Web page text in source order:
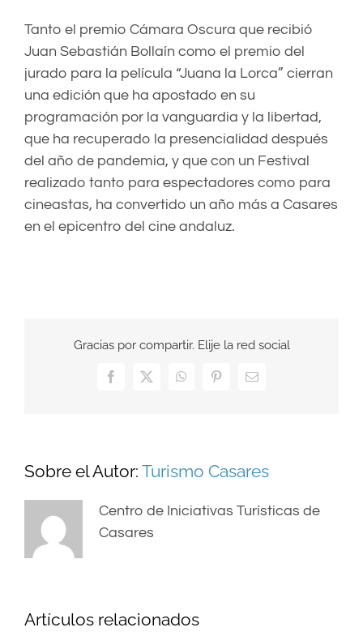
Tanto el premio Cámara Oscura que recibió
Juan Sebastián Bollaín como el premio del
jurado para la película “Juana la Lorca” cierran
una edición que ha apostado en su
programación por la vanguardia y la libertad,
que ha recuperado la presencialidad después
del año de pandemia, y que con un Festival
realizado tanto para espectadores como para
cineastas, ha convertido un año más a Casares
en el epicentro del cine andaluz.
Gracias por compartir. Elije la red social
Facebook
X WhatsAppPinterestCorreo
Sobre el Autor: Turismo Casares
Centro de Iniciativas Turísticas de
Casares
Artículos relacionados